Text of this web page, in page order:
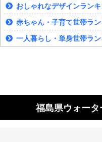
おしゃれなデザインラン
赤ちゃん・子育て世帯ラ
一人暮らし・単身世帯ラ
福島県ウォー